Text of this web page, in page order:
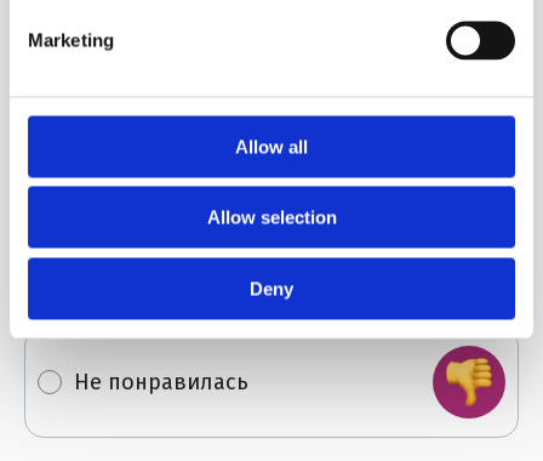
Marketing
Allow all
Allow selection
Deny
Отлично!
Можно и лучше
Не понравилась